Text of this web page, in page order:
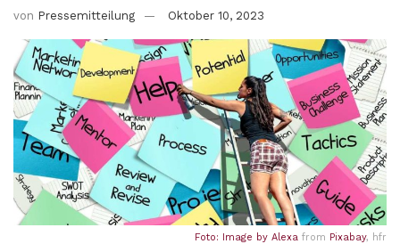
von Pressemitteilung Oktober 10, 2023
Foto: Image by Alexa from Pixabay, hfr